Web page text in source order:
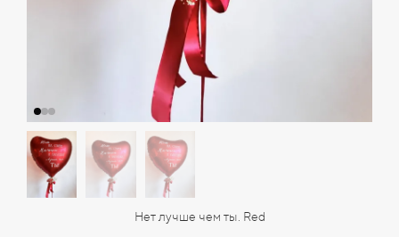
Нет лучше чем ты. Red